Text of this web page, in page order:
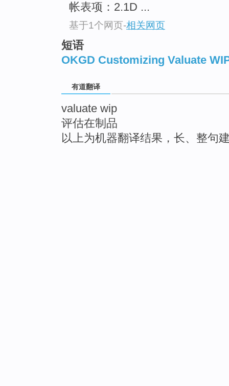
帐表项：2.1D ...
基于1个网页-相关网页
短语
OKGD Customizing Valuate
有道翻译
valuate wip
评估在制品
以上为机器翻译结果，长、整句